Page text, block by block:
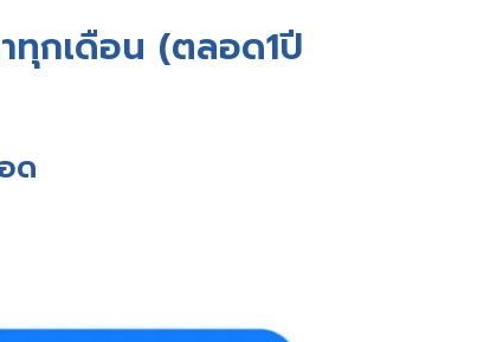
ทุกเดือน (ตลอด1ปี
ด